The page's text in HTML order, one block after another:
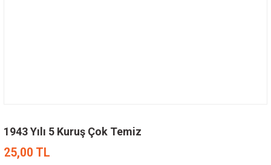
1943 Yılı 5 Kuruş Çok Temiz
25,00 TL